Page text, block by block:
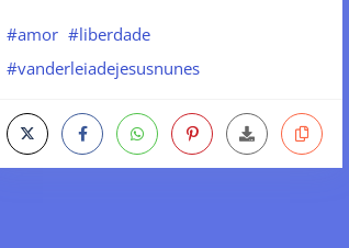
#amor #liberdade
#vanderleiadejesusnunes